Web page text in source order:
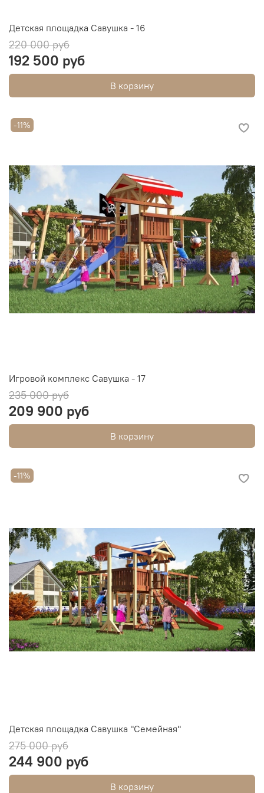
Детская площадка Савушка - 16
220 000 руб
192 500 руб
В корзину
-11%
Игровой комплекс Савушка - 17
235 000 руб
209 900 руб
В корзину
-11%
Детская площадка Савушка "Семейная"
275 000 руб
244 900 руб
В корзину